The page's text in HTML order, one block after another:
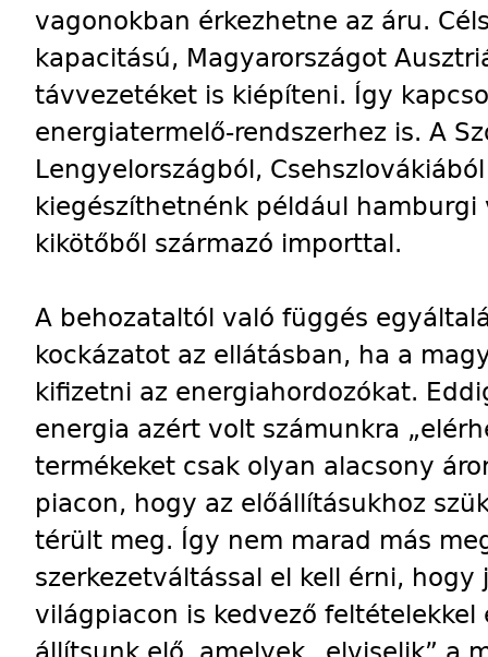
vagonokban érkezhetne az áru.
kapacitású, Magyarországot
távvezetéket is kiépíteni. Így
energiatermelő-rendszerhez is. A
Lengyelországból,
kiegészíthetnénk például
kikötőből származó importtal.
A behozataltól való függés
kockázatot az ellátásban, ha a
kifizetni az energiahordozókat.
energia azért volt számunkra
termékeket csak olyan alacsony
piacon, hogy az előállításukhoz
térült meg. Így nem marad más
szerkezetváltással el kell érni, hogy
világpiacon is kedvező